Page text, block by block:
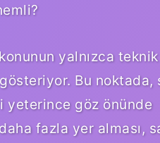
yalnızca
Bu noktada,
göz önünde
fazla yer alması,